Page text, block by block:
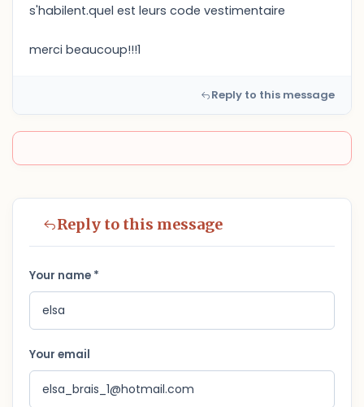
s'habilent.quel est leurs code vestimentaire
merci beaucoup!!!1
Reply to this message
Reply to this message
Your name *
Your email